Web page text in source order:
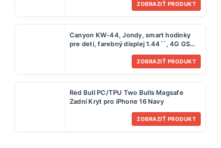
ZOBRAZIŤ PRODUKT
Canyon KW-44, Jondy, smart hodinky
pre deti, farebný displej 1.44´´, 4G GSM
ZOBRAZIŤ PRODUKT
Red Bull PC/TPU Two Bulls Magsafe
Zadní Kryt pro iPhone 16 Navy
ZOBRAZIŤ PRODUKT